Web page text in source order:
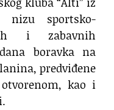
nizu sportsko-
i zabavnih
boravka na
predviđene
kao i